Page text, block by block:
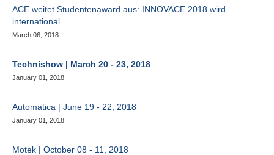
ACE weitet Studentenaward aus: INNOVACE 2018 wird
international
March 06, 2018
Technishow | March 20 - 23, 2018
January 01, 2018
Automatica | June 19 - 22, 2018
January 01, 2018
Motek | October 08 - 11, 2018